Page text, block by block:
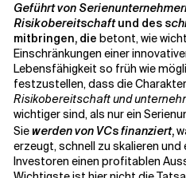
Geführt von
Risikobereitschaftund des
mitbringen, die betont, wie
Einschränkungen einer
Lebensfähigkeit so früh wie
festzustellen, dass die
Risikobereitschaft und
wichtiger sind, als nur ein
Sie werden von VCs finanziert,
erzeugt, schnell zu skalieren
Investoren einen profitablen